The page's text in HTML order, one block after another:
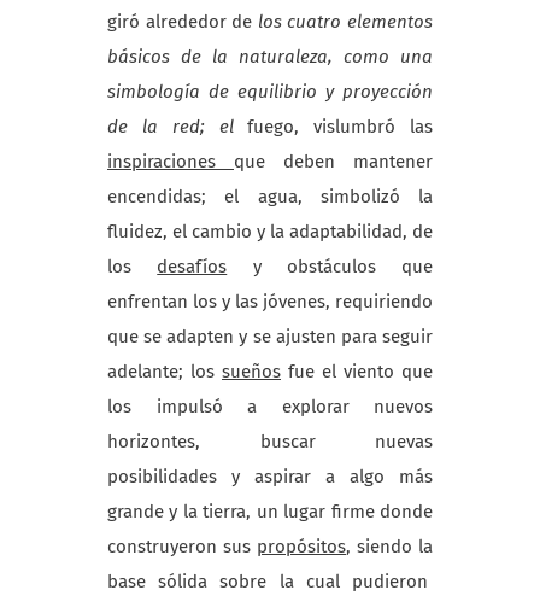
giró alrededor de los cuatro elementos
básicos de la naturaleza, como una
simbología de equilibrio y proyección
de la red; elfuego, vislumbró las
inspiraciones que deben mantener
encendidas; el agua, simbolizó la
fluidez, el cambio y la adaptabilidad, de
los desafíos y obstáculos que
enfrentan los y las jóvenes, requiriendo
que se adapten y se ajusten para seguir
adelante; los sueños fue el viento que
los impulsó a explorar nuevos
horizontes, buscar nuevas
posibilidades y aspirar a algo más
grande y la tierra, un lugar firme donde
construyeron sus propósitos, siendo la
base sólida sobre la cual pudieron